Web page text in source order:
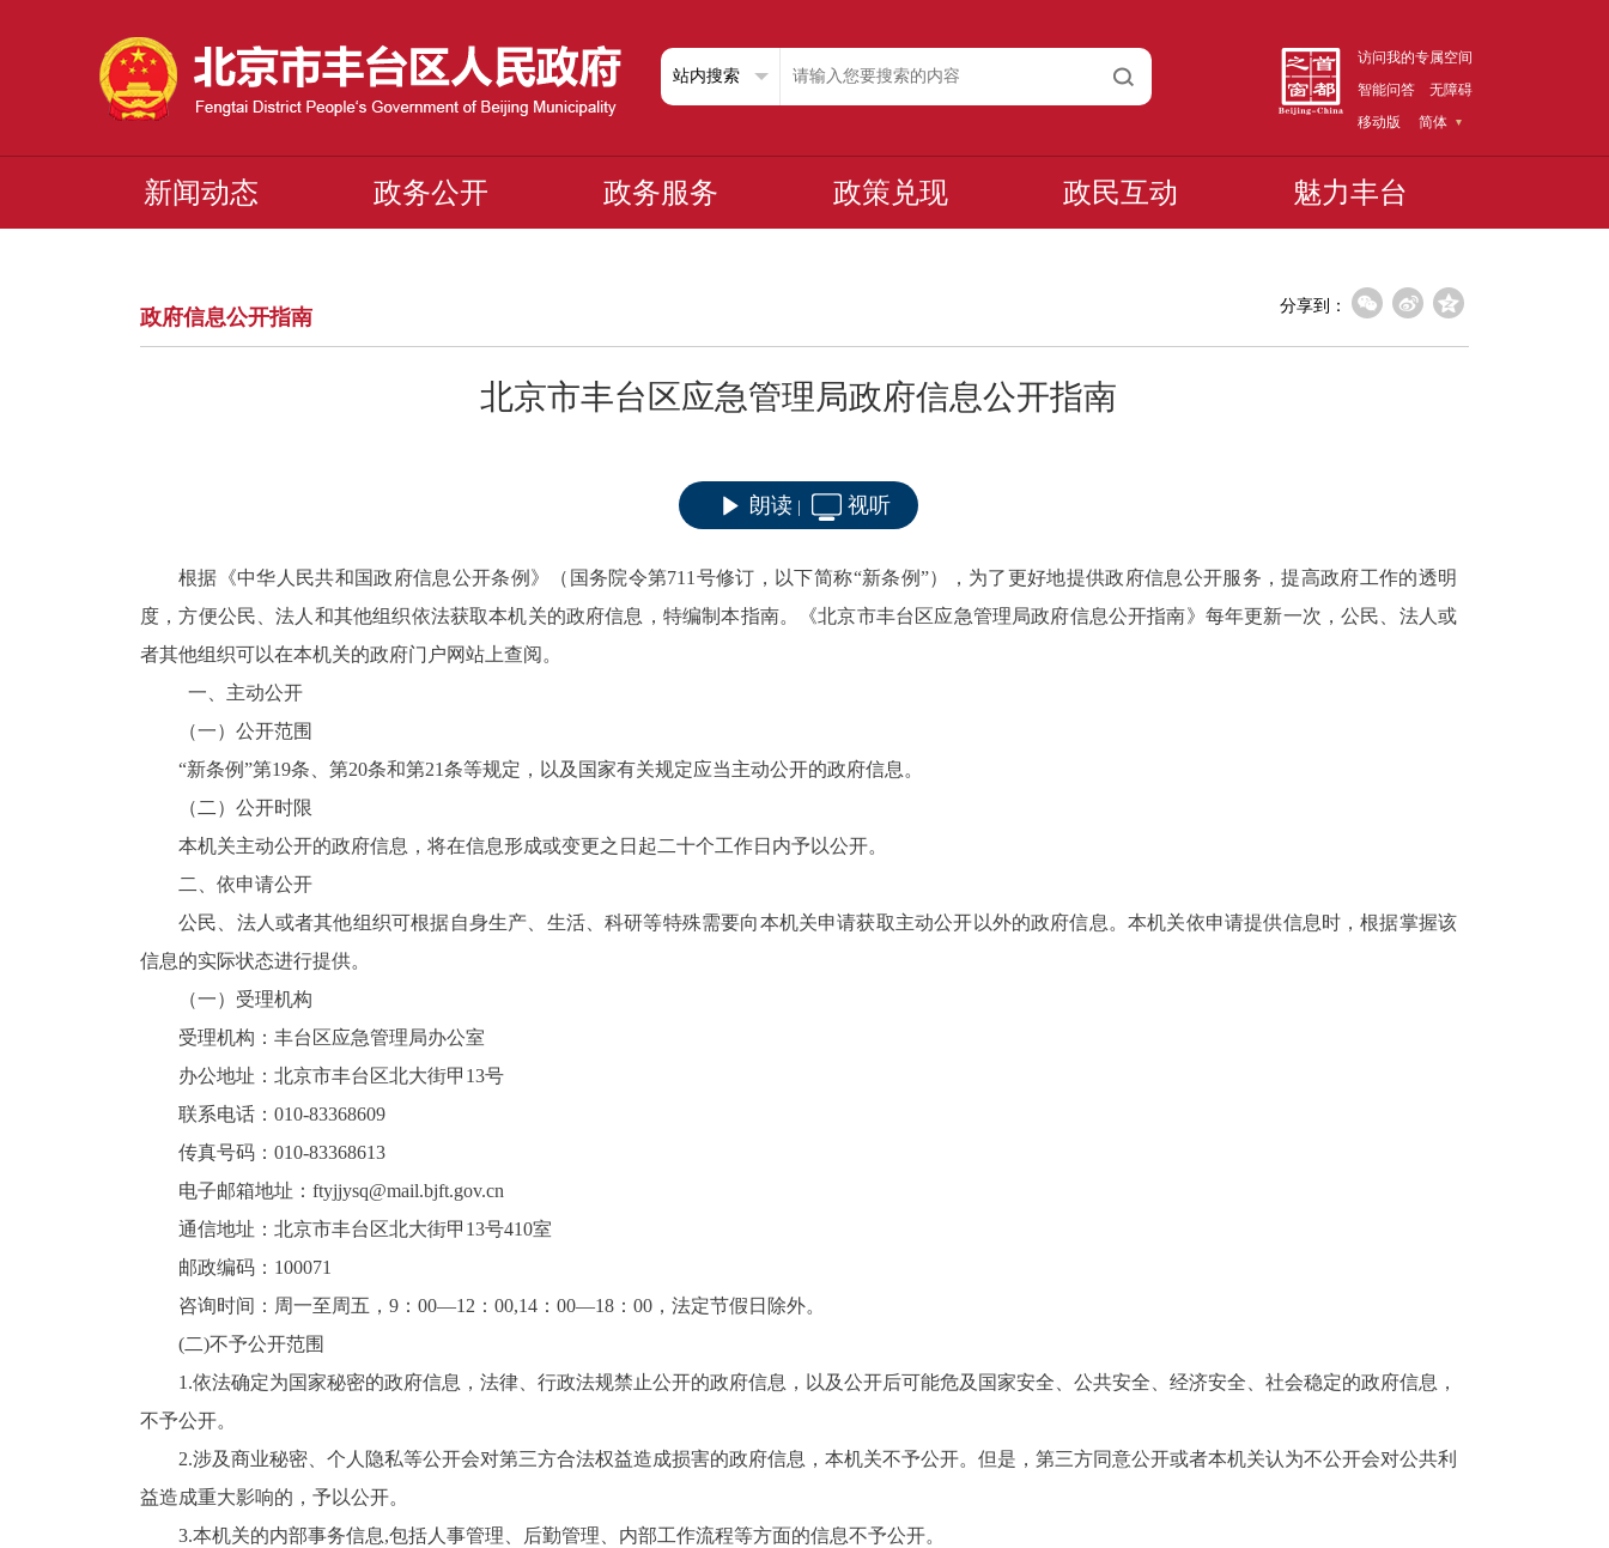
访问我的专属空间
智能问答
无障碍
移动版
简体
新闻动态 政务公开 政务服务 政策兑现 政民互动 魅力丰台
政府信息公开指南 分享到：
北京市丰台区应急管理局政府信息公开指南
朗读 视听
根据《中华人民共和国政府信息公开条例》（国务院令第711号修订，以下简称“新条例”），为了更好地提供政府信息公开服务，提高政府工作的透明
度，方便公民、法人和其他组织依法获取本机关的政府信息，特编制本指南。《北京市丰台区应急管理局政府信息公开指南》每年更新一次，公民、法人或
者其他组织可以在本机关的政府门户网站上查阅。
一、主动公开
（一）公开范围
“新条例”第19条、第20条和第21条等规定，以及国家有关规定应当主动公开的政府信息。
（二）公开时限
本机关主动公开的政府信息，将在信息形成或变更之日起二十个工作日内予以公开。
二、依申请公开
公民、法人或者其他组织可根据自身生产、生活、科研等特殊需要向本机关申请获取主动公开以外的政府信息。本机关依申请提供信息时，根据掌握该
信息的实际状态进行提供。
（一）受理机构
受理机构：丰台区应急管理局办公室
办公地址：北京市丰台区北大街甲13号
联系电话：010-83368609
传真号码：010-83368613
电子邮箱地址：ftyjjysq@mail.bjft.gov.cn
通信地址：北京市丰台区北大街甲13号410室
邮政编码：100071
咨询时间：周一至周五，9：00—12：00,14：00—18：00，法定节假日除外。
(二)不予公开范围
1.依法确定为国家秘密的政府信息，法律、行政法规禁止公开的政府信息，以及公开后可能危及国家安全、公共安全、经济安全、社会稳定的政府信息，
不予公开。
2.涉及商业秘密、个人隐私等公开会对第三方合法权益造成损害的政府信息，本机关不予公开。但是，第三方同意公开或者本机关认为不公开会对公共利
益造成重大影响的，予以公开。
3.本机关的内部事务信息,包括人事管理、后勤管理、内部工作流程等方面的信息不予公开。